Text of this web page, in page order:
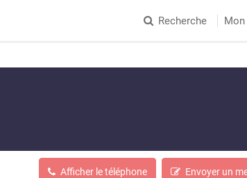
Recherche
Afficher le téléphone Envoyer un